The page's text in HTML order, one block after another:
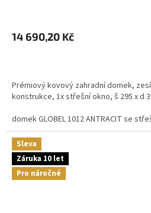
14 690,20 Kč
Prémiový kovový zahradní domek,
konstrukce, 1x střešní okno, š 295 x d
domek GLOBEL 1012 ANTRACIT se
Sleva
Záruka 10 let
Pro náročné